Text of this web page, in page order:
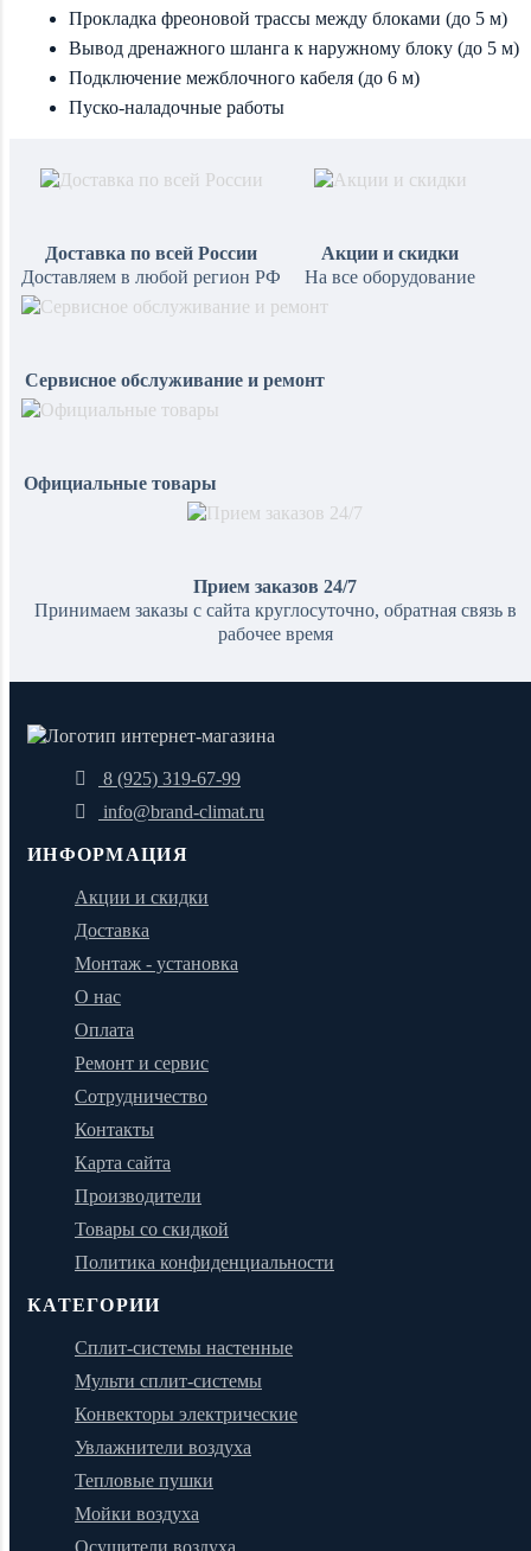
Прокладка фреоновой трассы между блоками (до 5 м)
Вывод дренажного шланга к наружному блоку (до 5 м)
Подключение межблочного кабеля (до 6 м)
Пуско-наладочные работы
Доставка по всей России
Доставляем в любой регион РФ
Акции и скидки
На все оборудование
Сервисное обслуживание и ремонт
Официальные товары
Прием заказов 24/7
Принимаем заказы с сайта круглосуточно, обратная связь в
рабочее время
8 (925) 319-67-99
info@brand-climat.ru
ИНФОРМАЦИЯ
Акции и скидки
Доставка
Монтаж - установка
О нас
Оплата
Ремонт и сервис
Сотрудничество
Контакты
Карта сайта
Производители
Товары со скидкой
Политика конфиденциальности
КАТЕГОРИИ
Сплит-системы настенные
Мульти сплит-системы
Конвекторы электрические
Увлажнители воздуха
Тепловые пушки
Мойки воздуха
Осушители воздуха